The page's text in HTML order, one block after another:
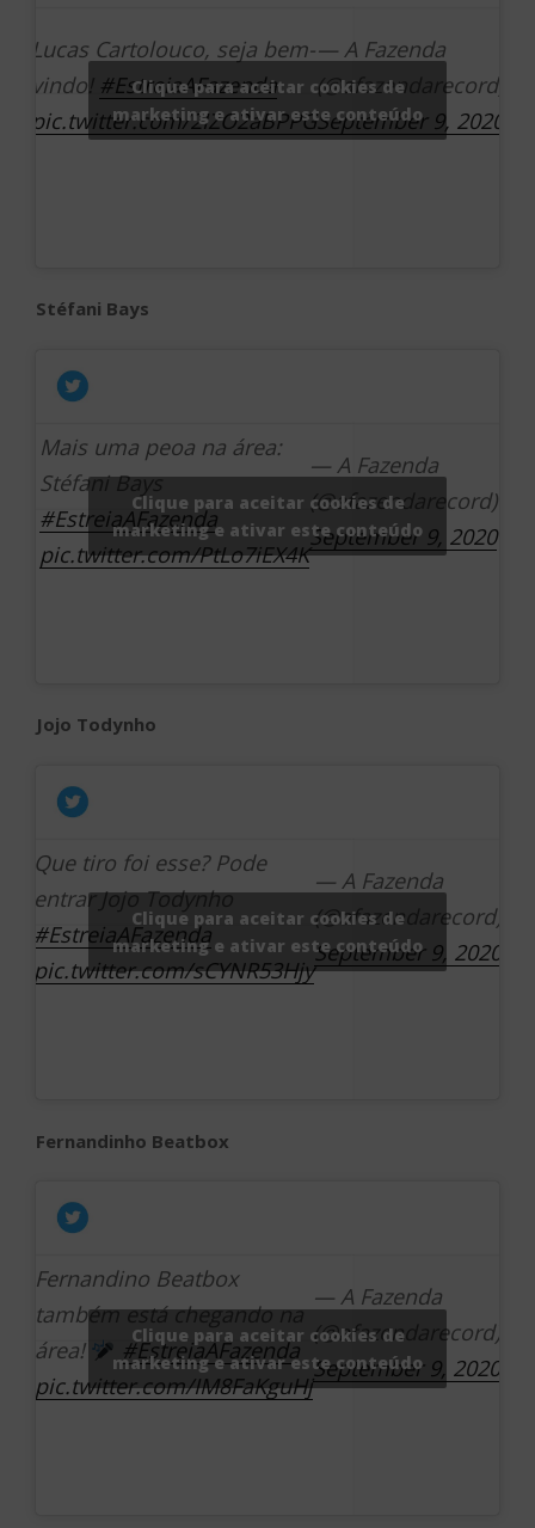
Lucas Cartolouco, seja bem-
vindo! #EstreiaAFazenda
pic.twitter.com/2IZO2aBPPG
— A Fazenda
(@afazendarecord)
September 9, 2020
Clique para aceitar cookies de
marketing e ativar este conteúdo
Stéfani Bays
Mais uma peoa na área:
Stéfani Bays
#EstreiaAFazenda
pic.twitter.com/PtLo7iEX4K
— A Fazenda
(@afazendarecord)
September 9, 2020
Clique para aceitar cookies de
marketing e ativar este conteúdo
Jojo Todynho
Que tiro foi esse? Pode
entrar Jojo Todynho
#EstreiaAFazenda
pic.twitter.com/sCYNR53Hjy
— A Fazenda
(@afazendarecord)
September 9, 2020
Clique para aceitar cookies de
marketing e ativar este conteúdo
Fernandinho Beatbox
Fernandino Beatbox
também está chegando na
área!
#EstreiaAFazenda
pic.twitter.com/IM8FaKguHj
— A Fazenda
(@afazendarecord)
September 9, 2020
Clique para aceitar cookies de
marketing e ativar este conteúdo